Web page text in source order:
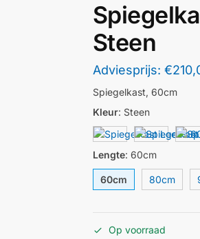
Steen
Adviesprijs: €
Spiegelkast, 60cm
Kleur: Steen
Lengte: 60cm
60cm 80cm
Op voorraad